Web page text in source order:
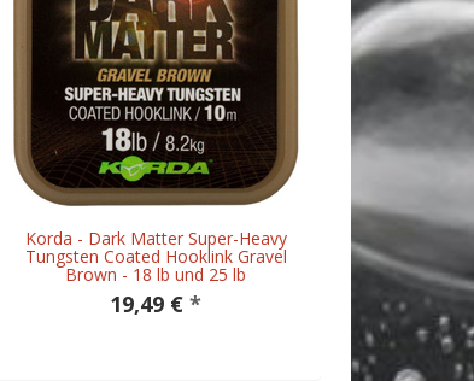
Korda - Dark Matter Super-Heavy
Tungsten Coated Hooklink Gravel
Brown - 18 lb und 25 lb
19,49 € *